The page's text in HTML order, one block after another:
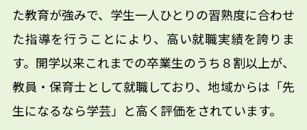
た教育が強みで、学生一人ひとりの習熟度に合わせ
た指導を行うことにより、高い就職実績を誇りま
す。開学以来これまでの卒業生のうち８割以上が、
教員・保育士として就職しており、地域からは「先
生になるなら学芸」と高く評価をされています。